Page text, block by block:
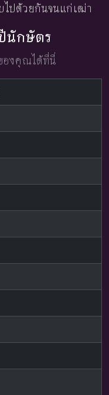
ปด้วยกันจนแก่เฒ่า
นักษัตร
องคุณได้ที่นี่